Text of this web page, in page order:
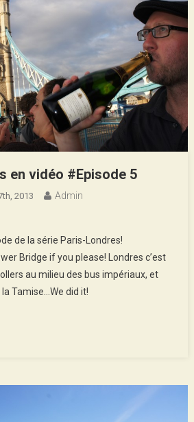
en vidéo #Episode 5
2013 Admin
de la série Paris-Londres!
Bridge if you please! Londres c’est
au milieu des bus impériaux, et
Tamise…We did it!